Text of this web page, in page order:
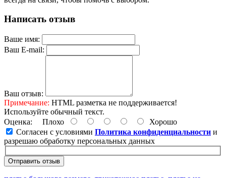
Написать отзыв
Ваше имя:
Ваш E-mail:
Ваш отзыв:
Примечание: HTML разметка не поддерживается!
Используйте обычный текст.
Оценка: Плохо
Хорошо
Согласен с условиями Политика конфиденциальности и
разрешаю обработку персональных данных
Отправить отзыв